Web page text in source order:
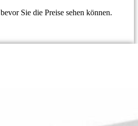
bevor Sie die Preise sehen können.